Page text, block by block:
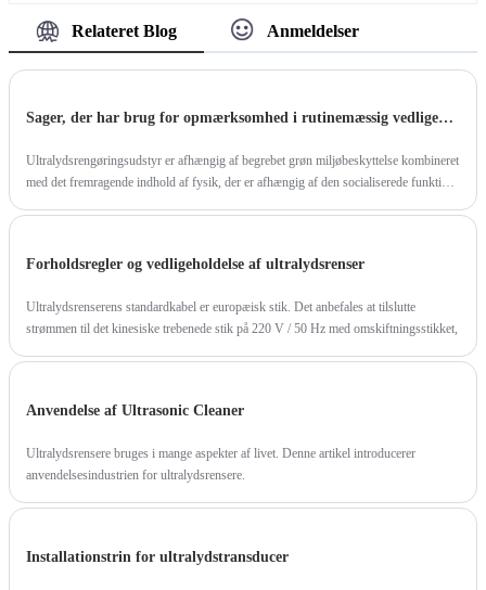
og nemt at gennemføre rengøringsopgaven.
Installationen er kun få trin, den kan placeres i
Relateret Blog Anmeldelser
Sager, der har brug for opmærksomhed i rutinemæssig vedligeholdelse af ultralydsrengøringsudstyr
Ultralydsrengøringsudstyr er afhængig af begrebet grøn miljøbeskyttelse kombineret
med det fremragende indhold af fysik, der er afhængig af den socialiserede funktion,
Forholdsregler og vedligeholdelse af ultralydsrenser
Ultralydsrenserens standardkabel er europæisk stik. Det anbefales at tilslutte
strømmen til det kinesiske trebenede stik på 220 V / 50 Hz med omskiftningsstikket,
Anvendelse af Ultrasonic Cleaner
Ultralydsrensere bruges i mange aspekter af livet. Denne artikel introducerer
anvendelsesindustrien for ultralydsrensere.
Installationstrin for ultralydstransducer